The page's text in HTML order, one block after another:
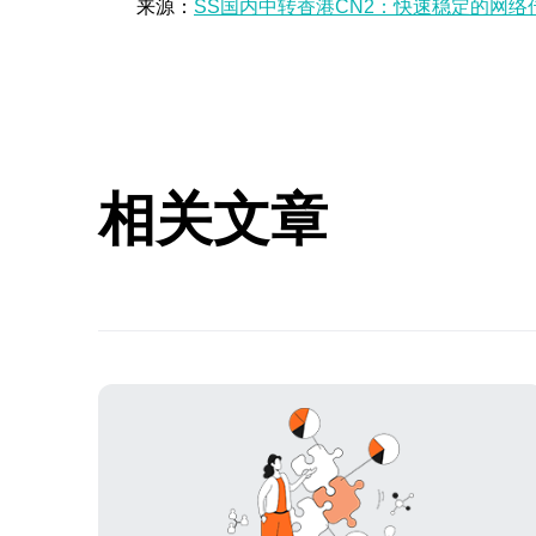
来源： SS国内中转香港CN2：快速稳定的网络
相关文章